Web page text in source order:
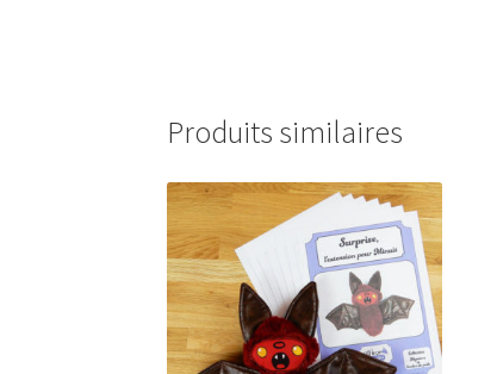
Produits similaires